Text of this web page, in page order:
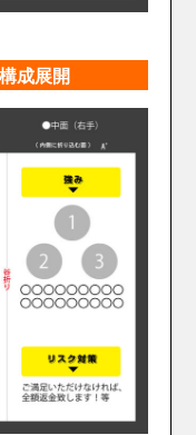
成展開